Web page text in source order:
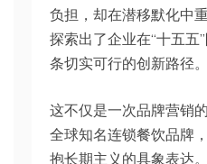
负担，却在潜移默化中
探索出了企业在“十五五
条切实可行的创新路径。
这不仅是一次品牌营销
全球知名连锁餐饮品牌
抱长期主义的具象表达